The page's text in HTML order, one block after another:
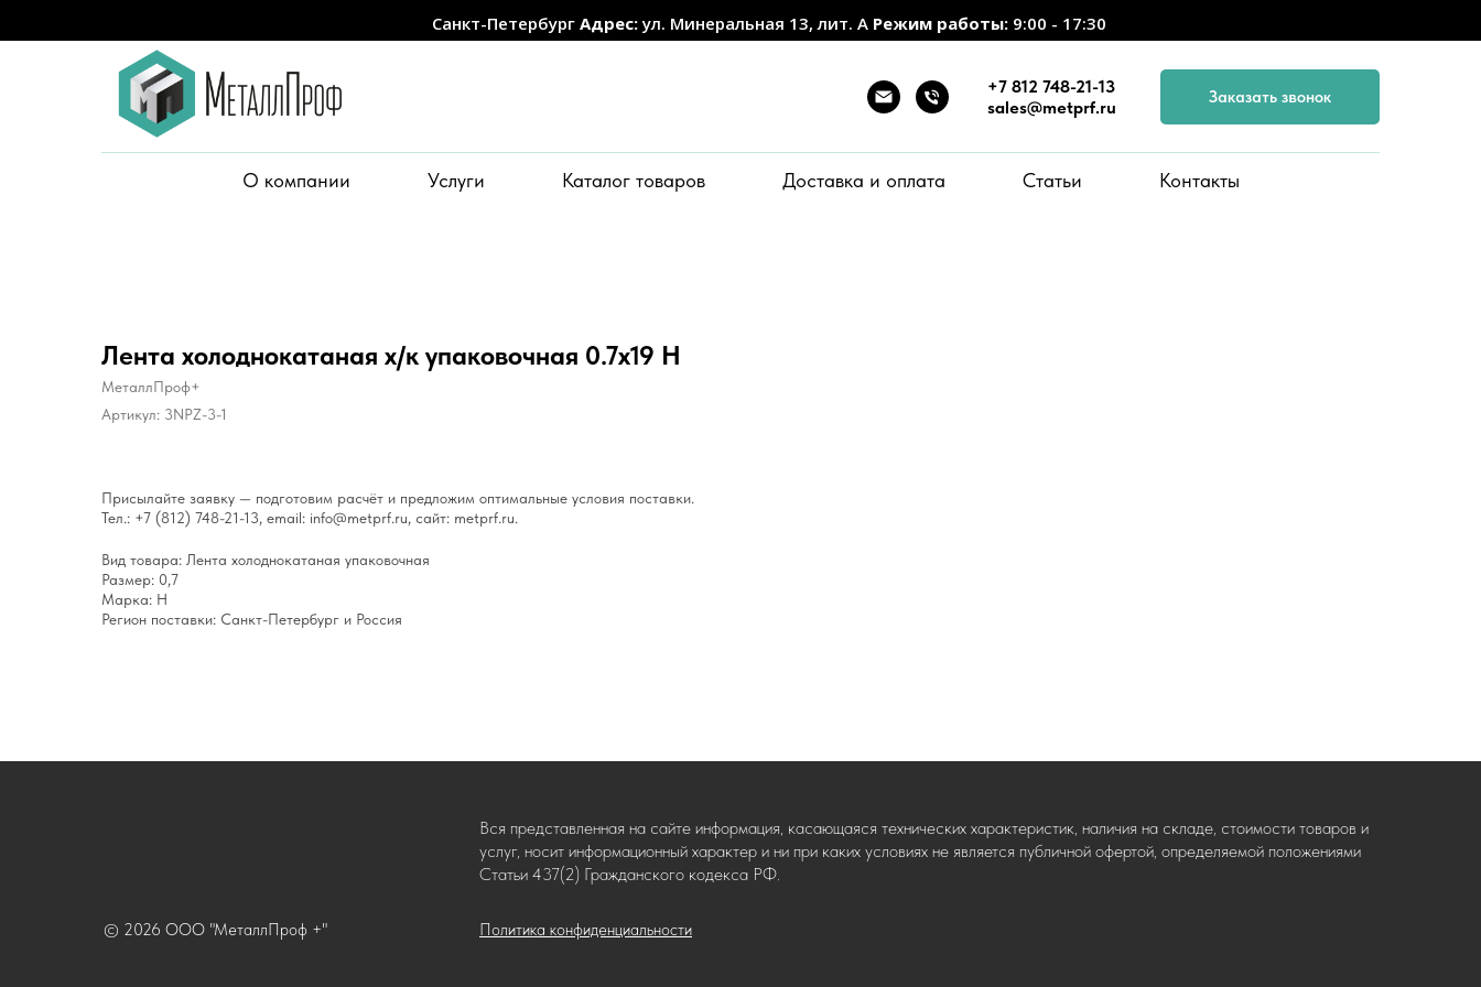
Санкт-Петербург Адрес:ул. Минеральная 13, лит. А Режим работы: 9:00 - 17:30
+7 812 748-21-13
sales@metprf.ru
Заказать звонок
О компании Услуги Каталог товаров Доставка и оплата Статьи Контакты
Лента холоднокатаная х/к упаковочная 0.7x19 Н
МеталлПроф+
Артикул: 3NPZ-3-1
Присылайте заявку — подготовим расчёт и предложим оптимальные условия поставки.
Тел.: +7 (812) 748-21-13, email: info@metprf.ru, сайт: metprf.ru.
Вид товара: Лента холоднокатаная упаковочная
Размер: 0,7
Марка: Н
Регион поставки: Санкт-Петербург и Россия
Политика конфиденциальности
© 2026 ООО "МеталлПроф +"
Вся представленная на сайте информация, касающаяся технических характеристик, наличия на складе, стоимости товаров и
услуг, носит информационный характер и ни при каких условиях не является публичной офертой, определяемой положениями
Статьи 437(2) Гражданского кодекса РФ.